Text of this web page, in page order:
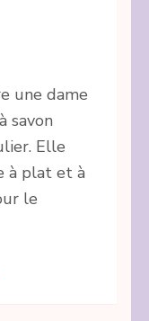
une dame
savon
Elle
à plat et à
le